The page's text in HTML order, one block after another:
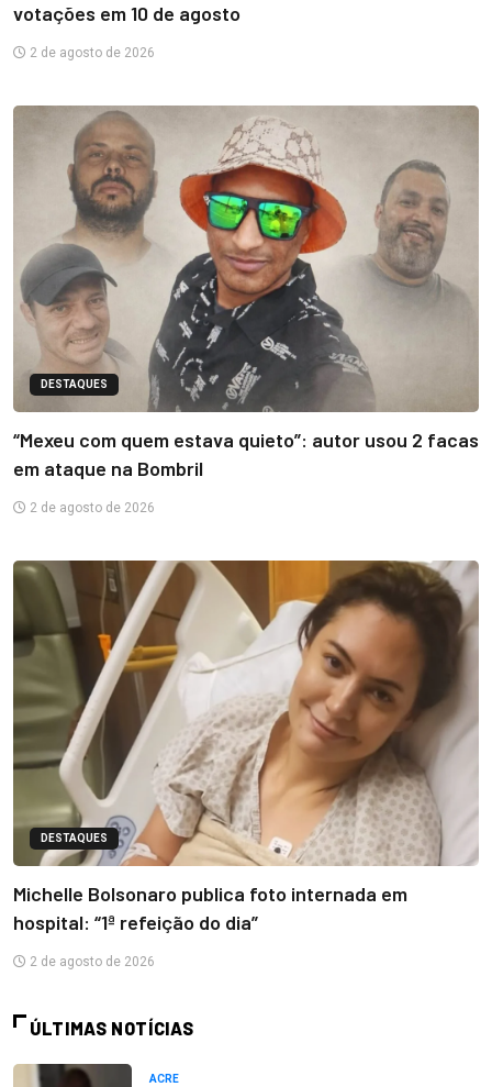
votações em 10 de agosto
2 de agosto de 2026
DESTAQUES
“Mexeu com quem estava quieto”: autor usou 2 facas
em ataque na Bombril
2 de agosto de 2026
DESTAQUES
Michelle Bolsonaro publica foto internada em
hospital: “1ª refeição do dia”
2 de agosto de 2026
ÚLTIMAS NOTÍCIAS
ACRE